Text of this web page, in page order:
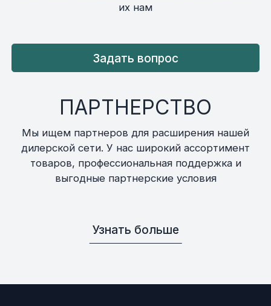
их нам
Задать вопрос
ПАРТНЕРСТВО
Мы ищем партнеров для расширения нашей
дилерской сети. У нас широкий ассортимент
товаров, профессиональная поддержка и
выгодные партнерские условия
Узнать больше